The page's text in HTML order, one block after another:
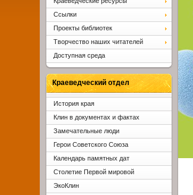
Ссылки
Проекты библиотек
Творчество наших читателей
Доступная среда
Краеведческий отдел
История края
Клин в документах и фактах
Замечательные люди
Герои Советского Союза
Календарь памятных дат
Столетие Первой мировой
ЭкоКлин